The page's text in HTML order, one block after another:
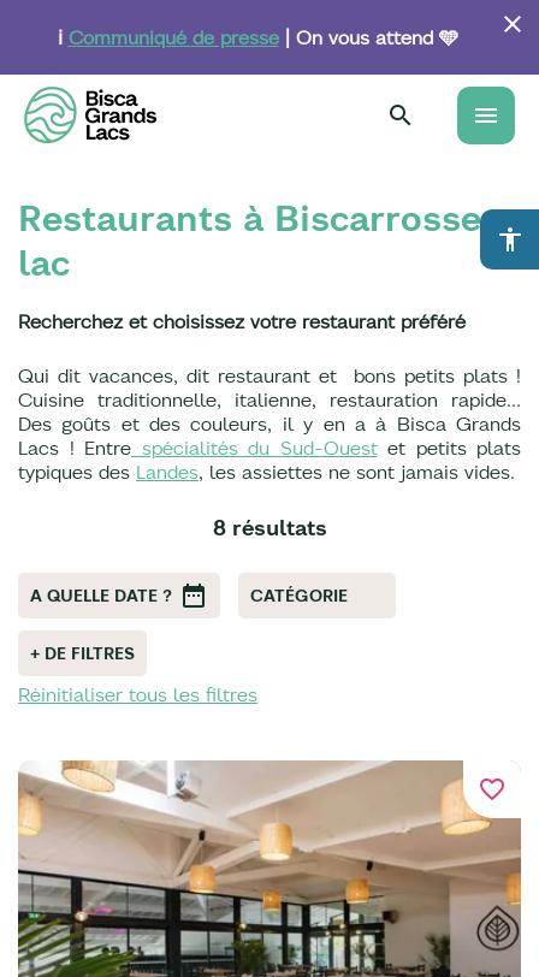
principal
ℹ️ Communiqué de presse| On vous attend 🩵
menu
accessibility
Restaurants à Biscarrosse
lac
Recherchez et choisissez votre restaurant préféré
Qui dit vacances, dit restaurant et bons petits plats !
Cuisine traditionnelle, italienne, restauration rapide…
Des goûts et des couleurs, il y en a à Bisca Grands
Lacs ! Entre spécialités du Sud-Ouestet petits plats
typiques des Landes, les assiettes ne sont jamais vides.
8 résultats
A QUELLE DATE ? CATÉGORIE
+ DE FILTRES
Réinitialiser tous les filtres
favorite_border